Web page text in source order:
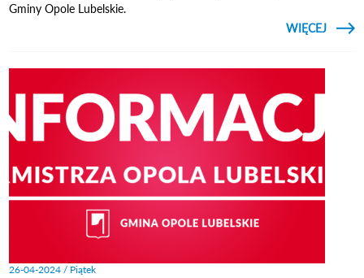
Gminy Opole Lubelskie.
CZYTAJ
WIĘCEJ
26-04-2024 / Piątek